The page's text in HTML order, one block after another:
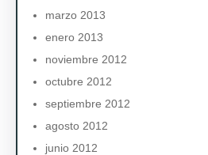
marzo 2013
enero 2013
noviembre 2012
octubre 2012
septiembre 2012
agosto 2012
junio 2012